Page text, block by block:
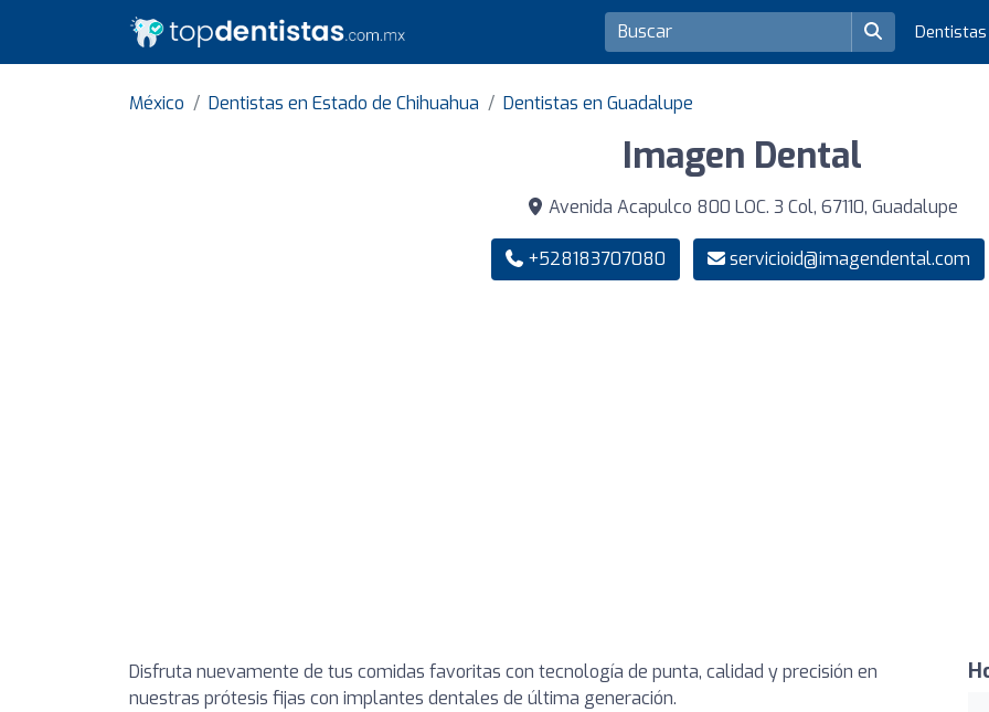
Dentistas
México Dentistas en Estado de Chihuahua Dentistas en Guadalupe
Imagen Dental
Avenida Acapulco 800 LOC. 3 Col, 67110, Guadalupe
+528183707080 servicioid@imagendental.com
Disfruta nuevamente de tus comidas favoritas con tecnología de punta, calidad y precisión en
nuestras prótesis fijas con implantes dentales de última generación.